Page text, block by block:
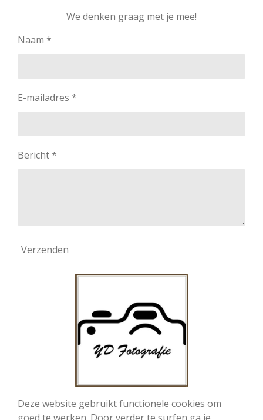
We denken graag met je mee!
Naam *
E-mailadres *
Bericht *
Verzenden
Deze website gebruikt functionele cookies om